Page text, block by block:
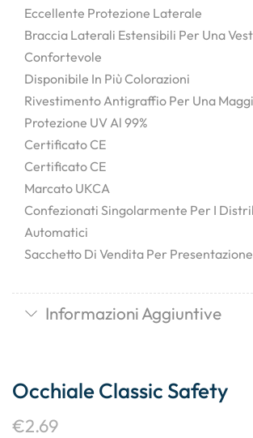
Eccellente Protezione Laterale
Braccia Laterali Estensibili Per Una
Confortevole
Disponibile In Più Colorazioni
Rivestimento Antigraffio Per Una
Protezione UV Al 99%
Certificato CE
Certificato CE
Marcato UKCA
Confezionati Singolarmente Per I
Automatici
Sacchetto Di Vendita Per
Informazioni Aggiuntive
Occhiale Classic Safety
€2.69